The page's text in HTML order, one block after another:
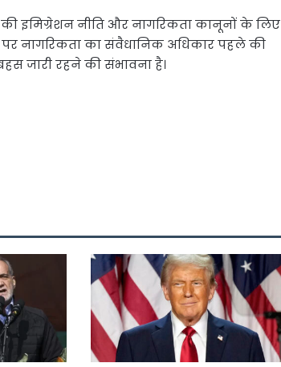
इमिग्रेशन नीति और नागरिकता कानूनों के लिए
नागरिकता का संवैधानिक अधिकार पहले की
जारी रहने की संभावना है।